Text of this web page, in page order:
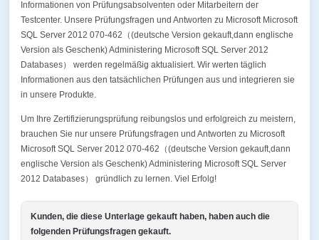
Informationen von Prüfungsabsolventen oder Mitarbeitern der
Testcenter. Unsere Prüfungsfragen und Antworten zu Microsoft Microsoft
SQL Server 2012 070-462（(deutsche Version gekauft,dann englische
Version als Geschenk) Administering Microsoft SQL Server 2012
Databases） werden regelmäßig aktualisiert. Wir werten täglich
Informationen aus den tatsächlichen Prüfungen aus und integrieren sie
in unsere Produkte.
Um Ihre Zertifizierungsprüfung reibungslos und erfolgreich zu meistern,
brauchen Sie nur unsere Prüfungsfragen und Antworten zu Microsoft
Microsoft SQL Server 2012 070-462（(deutsche Version gekauft,dann
englische Version als Geschenk) Administering Microsoft SQL Server
2012 Databases） gründlich zu lernen. Viel Erfolg!
Kunden, die diese Unterlage gekauft haben, haben auch die
folgenden Prüfungsfragen gekauft.